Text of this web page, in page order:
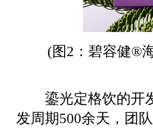
(图2：碧容健®海
鎏光定格饮的开发
发周期500余天，团